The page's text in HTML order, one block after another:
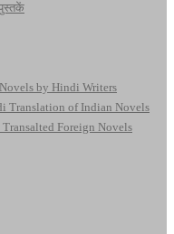
पुस्तकें
by Hindi Writers
Translation of Indian Novels
Transalted Foreign Novels